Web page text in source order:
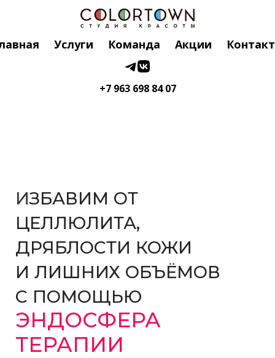
Услуги Команда Акции
+7 963 698 84 07
ИЗБАВИМ ОТ
ЦЕЛЛЮЛИТА,
ДРЯБЛОСТИ КОЖИ
И ЛИШНИХ ОБЪЁМОВ
С ПОМОЩЬЮ
ЭНДОСФЕРА
ТЕРАПИИ